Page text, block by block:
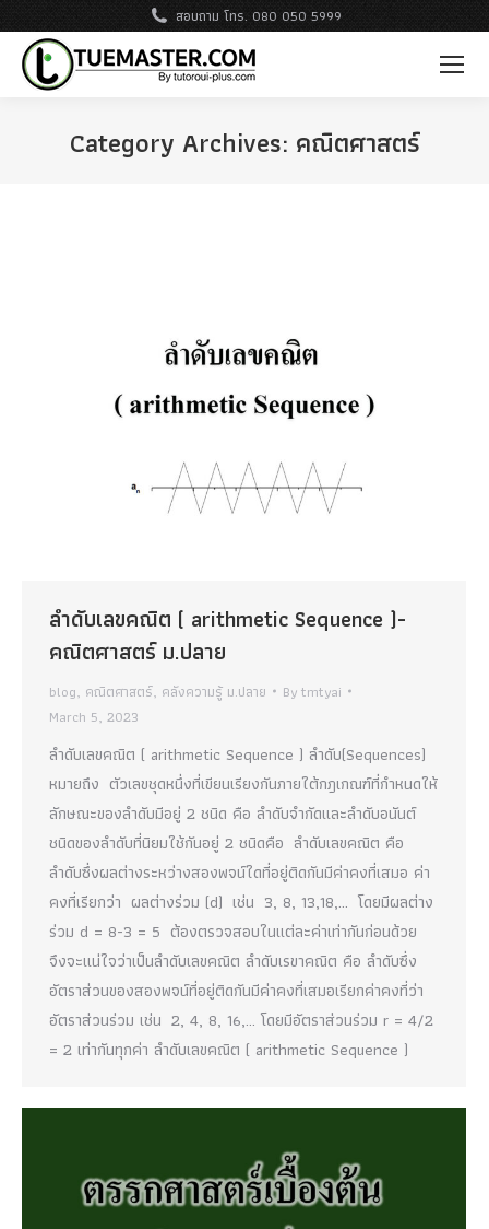
สอบถาม โทร. 080 050 5999
Category Archives: คณิตศาสตร์
ลำดับเลขคณิต ( arithmetic Sequence )-
คณิตศาสตร์ ม.ปลาย
blog, คณิตศาสตร์, คลังความรู้ ม.ปลาย Bytmtyai
March 5, 2023
ลำดับเลขคณิต ( arithmetic Sequence ) ลำดับ(Sequences)
หมายถึง ตัวเลขชุดหนึ่งที่เขียนเรียงกันภายใต้กฎเกณฑ์ที่กำหนดให้
ลักษณะของลำดับมีอยู่ 2 ชนิด คือ ลำดับจำกัดและลำดับอนันต์
ชนิดของลำดับที่นิยมใช้กันอยู่ 2 ชนิดคือ ลำดับเลขคณิต คือ
ลำดับซึ่งผลต่างระหว่างสองพจน์ใดที่อยู่ติดกันมีค่าคงที่เสมอ ค่า
คงที่เรียกว่า ผลต่างร่วม (d) เช่น 3, 8, 13,18,… โดยมีผลต่าง
ร่วม d = 8-3 = 5 ต้องตรวจสอบในแต่ละค่าเท่ากันก่อนด้วย
จึงจะแน่ใจว่าเป็นลำดับเลขคณิต ลำดับเรขาคณิต คือ ลำดับซึ่ง
อัตราส่วนของสองพจน์ที่อยู่ติดกันมีค่าคงที่เสมอเรียกค่าคงที่ว่า
อัตราส่วนร่วม เช่น 2, 4, 8, 16,… โดยมีอัตราส่วนร่วม r = 4/2
= 2 เท่ากันทุกค่า ลำดับเลขคณิต ( arithmetic Sequence )